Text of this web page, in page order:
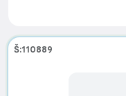
Š:110889